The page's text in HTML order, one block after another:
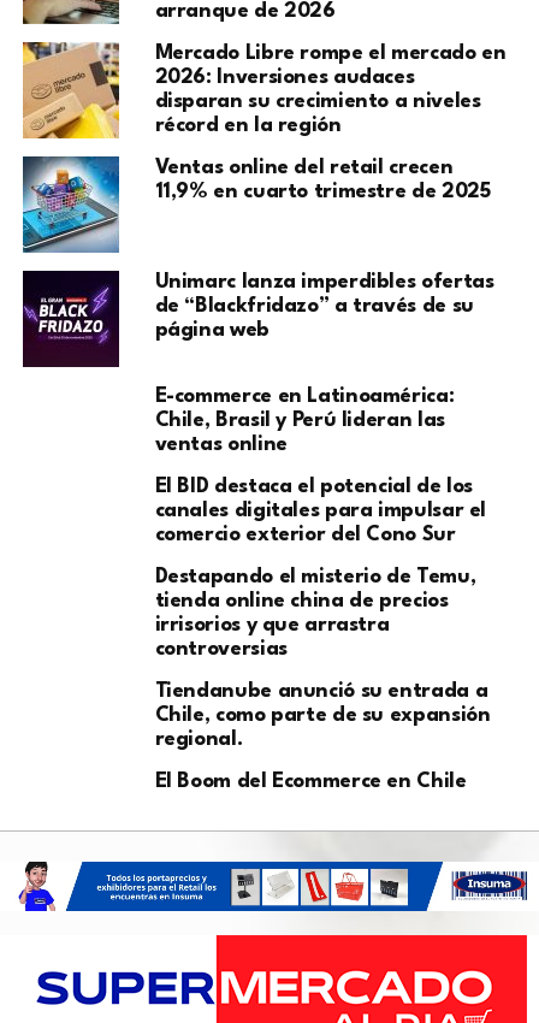
arranque de 2026
Mercado Libre rompe el mercado en
2026: Inversiones audaces
disparan su crecimiento a niveles
récord en la región
Ventas online del retail crecen
11,9% en cuarto trimestre de 2025
Unimarc lanza imperdibles ofertas
de “Blackfridazo” a través de su
página web
E-commerce en Latinoamérica:
Chile, Brasil y Perú lideran las
ventas online
El BID destaca el potencial de los
canales digitales para impulsar el
comercio exterior del Cono Sur
Destapando el misterio de Temu,
tienda online china de precios
irrisorios y que arrastra
controversias
Tiendanube anunció su entrada a
Chile, como parte de su expansión
regional.
El Boom del Ecommerce en Chile